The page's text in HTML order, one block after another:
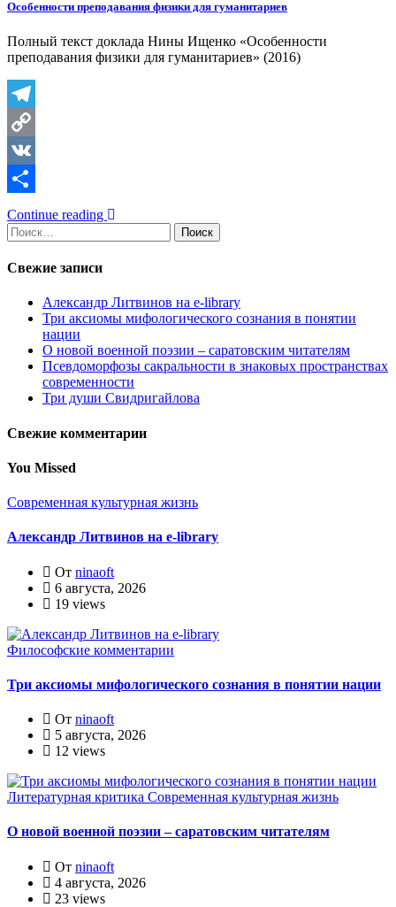
Особенности преподавания физики для гуманитариев
Полный текст доклада Нины Ищенко «Особенности
преподавания физики для гуманитариев» (2016)
Telegram
Copy
Link
VK
Отправить
Continue reading
Найти:
Свежие записи
Александр Литвинов на e-library
Три аксиомы мифологического сознания в понятии
нации
О новой военной поэзии – саратовским читателям
Псевдоморфозы сакральности в знаковых пространствах
современности
Три души Свидригайлова
Свежие комментарии
You Missed
Современная культурная жизнь
Александр Литвинов на e-library
От ninaoft
6 августа, 2026
19 views
Философские комментарии
Три аксиомы мифологического сознания в понятии нации
От ninaoft
5 августа, 2026
12 views
Литературная критика Современная культурная жизнь
О новой военной поэзии – саратовским читателям
От ninaoft
4 августа, 2026
23 views